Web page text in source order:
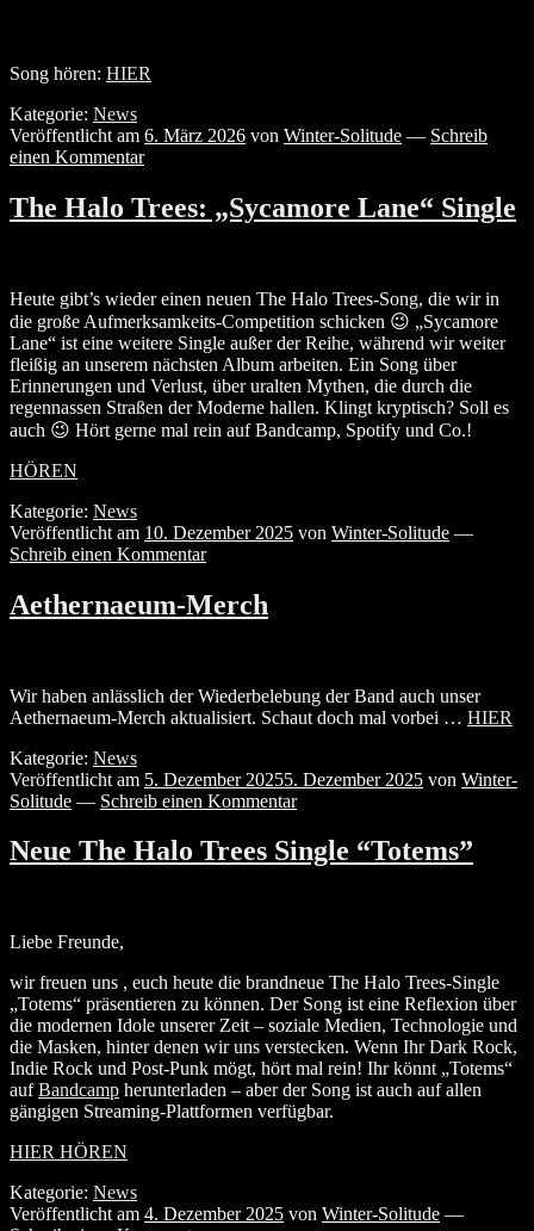
Song hören: HIER
Kategorie: News
Veröffentlicht am 6. März 2026 von Winter-Solitude — Schreib
einen Kommentar
The Halo Trees: „Sycamore Lane“ Single
Heute gibt’s wieder einen neuen The Halo Trees-Song, die wir in
die große Aufmerksamkeits-Competition schicken 😉 „Sycamore
Lane“ ist eine weitere Single außer der Reihe, während wir weiter
fleißig an unserem nächsten Album arbeiten. Ein Song über
Erinnerungen und Verlust, über uralten Mythen, die durch die
regennassen Straßen der Moderne hallen. Klingt kryptisch? Soll es
auch 😉 Hört gerne mal rein auf Bandcamp, Spotify und Co.!
HÖREN
Kategorie: News
Veröffentlicht am 10. Dezember 2025 von Winter-Solitude —
Schreib einen Kommentar
Aethernaeum-Merch
Wir haben anlässlich der Wiederbelebung der Band auch unser
Aethernaeum-Merch aktualisiert. Schaut doch mal vorbei … HIER
Kategorie: News
Veröffentlicht am 5. Dezember 20255. Dezember 2025 von Winter-
Solitude — Schreib einen Kommentar
Neue The Halo Trees Single “Totems”
Liebe Freunde,
wir freuen uns , euch heute die brandneue The Halo Trees-Single
„Totems“ präsentieren zu können. Der Song ist eine Reflexion über
die modernen Idole unserer Zeit – soziale Medien, Technologie und
die Masken, hinter denen wir uns verstecken. Wenn Ihr Dark Rock,
Indie Rock und Post-Punk mögt, hört mal rein! Ihr könnt „Totems“
aufBandcamp herunterladen – aber der Song ist auch auf allen
gängigen Streaming-Plattformen verfügbar.
HIER HÖREN
Kategorie: News
Veröffentlicht am 4. Dezember 2025 von Winter-Solitude —